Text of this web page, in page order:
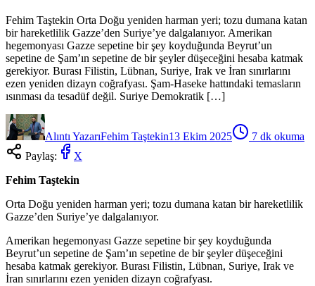
Fehim Taştekin Orta Doğu yeniden harman yeri; tozu dumana katan
bir hareketlilik Gazze’den Suriye’ye dalgalanıyor. Amerikan
hegemonyası Gazze sepetine bir şey koyduğunda Beyrut’un
sepetine de Şam’ın sepetine de bir şeyler düşeceğini hesaba katmak
gerekiyor. Burası Filistin, Lübnan, Suriye, Irak ve İran sınırlarını
ezen yeniden dizayn coğrafyası. Şam-Haseke hattındaki temasların
ısınması da tesadüf değil. Suriye Demokratik […]
Alıntı YazarıFehim Taştekin13 Ekim 2025 7 dk okuma
Paylaş:
X
Fehim Taştekin
Orta Doğu yeniden harman yeri; tozu dumana katan bir hareketlilik
Gazze’den Suriye’ye dalgalanıyor.
Amerikan hegemonyası Gazze sepetine bir şey koyduğunda
Beyrut’un sepetine de Şam’ın sepetine de bir şeyler düşeceğini
hesaba katmak gerekiyor. Burası Filistin, Lübnan, Suriye, Irak ve
İran sınırlarını ezen yeniden dizayn coğrafyası.